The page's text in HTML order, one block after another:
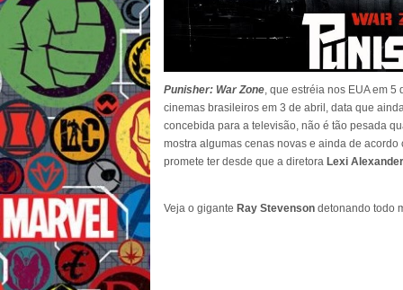
Punisher: War Zone, que estréia nos EUA em
cinemas brasileiros em 3 de abril, data que
concebida para a televisão, não é tão pesada
mostra algumas cenas novas e ainda de
promete ter desde que a diretora Lexi Alexander
Veja o gigante Ray Stevenson detonando todo